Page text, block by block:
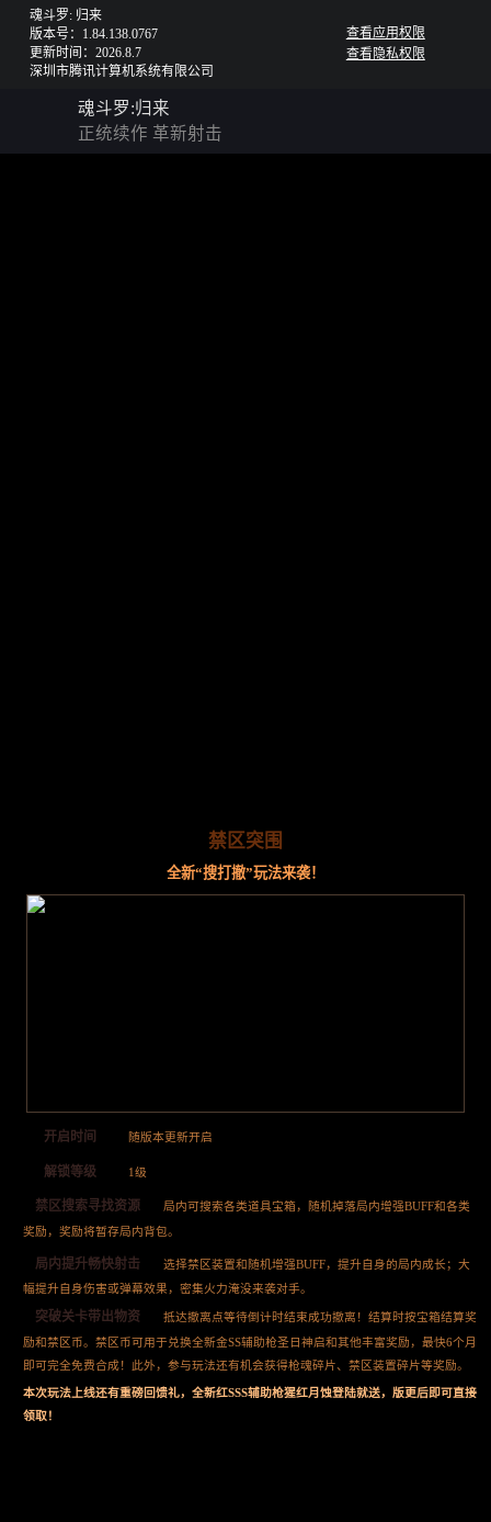
魂斗罗: 归来
版本号：1.84.138.0767
更新时间：2026.8.7
深圳市腾讯计算机系统有限公司
查看应用权限
查看隐私权限
魂斗罗:归来
正统续作 革新射击
禁区突围
全新“搜打撤”玩法来袭！
开启时间 随版本更新开启
解锁等级 1级
禁区搜索寻找资源
局内可搜索各类道具宝箱，随机掉落局内增强BUFF和各类
奖励，奖励将暂存局内背包。
局内提升畅快射击
选择禁区装置和随机增强BUFF，提升自身的局内成长；大
幅提升自身伤害或弹幕效果，密集火力淹没来袭对手。
突破关卡带出物资
抵达撤离点等待倒计时结束成功撤离！结算时按宝箱结算奖
励和禁区币。禁区币可用于兑换全新金SS辅助枪圣日神启和其他丰富奖励，最快6个月
即可完全免费合成！此外，参与玩法还有机会获得枪魂碎片、禁区装置碎片等奖励。
本次玩法上线还有重磅回馈礼，全新红SSS辅助枪猩红月蚀登陆就送，版更后即可直接
领取！